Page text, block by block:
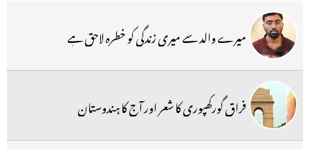
میرے والد سے میری زندگی کو خطرہ لاحق ہے
فراق گورکھپوری کا شعر اور آج کا ہندوستان